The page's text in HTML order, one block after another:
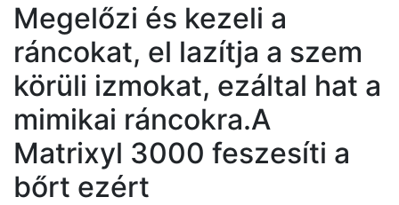
Megelőzi és kezeli a
ráncokat, el lazítja a szem
körüli izmokat, ezáltal hat a
mimikai ráncokra.A
Matrixyl 3000 feszesíti a
bőrt ezért